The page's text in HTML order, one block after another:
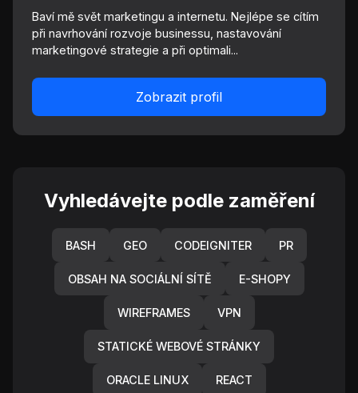
Baví mě svět marketingu a internetu. Nejlépe se cítím
při navrhování rozvoje businessu, nastavování
marketingové strategie a při optimali...
Zobrazit profil
Vyhledávejte podle zaměření
BASH GEO CODEIGNITER PR
OBSAH NA SOCIÁLNÍ SÍTĚ E-SHOPY
WIREFRAMES VPN
STATICKÉ WEBOVÉ STRÁNKY
ORACLE LINUX REACT